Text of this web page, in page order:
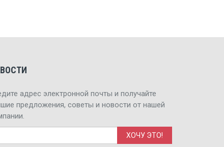
адрес электронной почты и получайте
предложения, советы и новости от нашей
Э. адрес*
ХОЧУ ЭТО!